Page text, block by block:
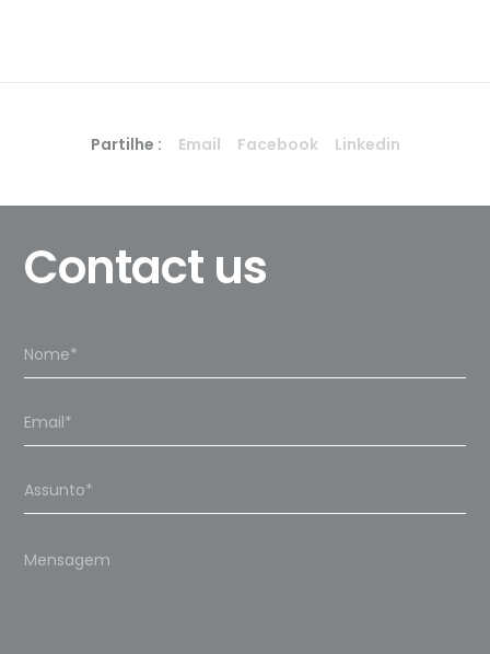
Partilhe : Email Facebook Linkedin
Contact us
Please